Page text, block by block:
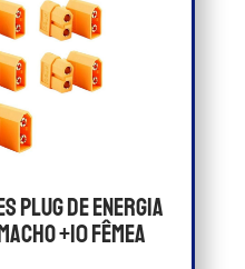
Plug de energia
+10 Fêmea